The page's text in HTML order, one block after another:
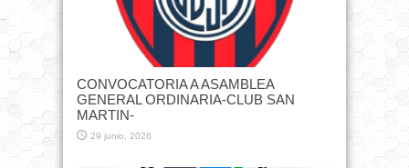
CONVOCATORIA A ASAMBLEA
GENERAL ORDINARIA-CLUB SAN
MARTIN-
29 junio, 2026